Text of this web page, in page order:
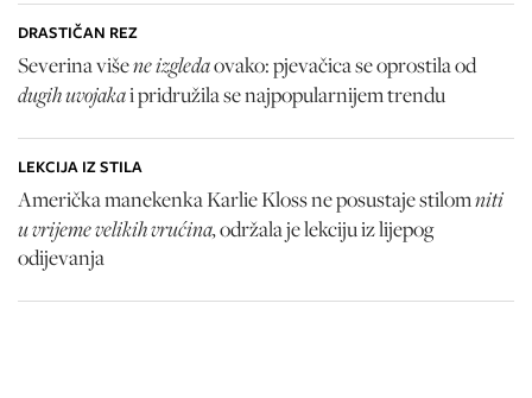
DRASTIČAN REZ
Severina višene izgledaovako: pjevačica se oprostila od
dugih uvojakai pridružila se najpopularnijem trendu
LEKCIJA IZ STILA
Američka manekenka Karlie Kloss ne posustaje stilomniti
u vrijeme velikih vrućina,održala je lekciju iz lijepog
odijevanja